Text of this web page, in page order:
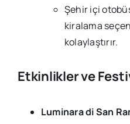
Şehir içi
kiralama
kolaylaştırır.
Etkinlikler ve
Luminara di San